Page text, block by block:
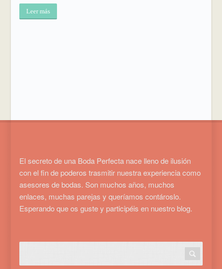
Leer más
El secreto de una Boda Perfecta nace lleno de ilusión
con el fin de poderos trasmitir nuestra experiencia como
asesores de bodas. Son muchos años, muchos
enlaces, muchas parejas y queríamos contároslo.
Esperando que os guste y participéis en nuestro blog.